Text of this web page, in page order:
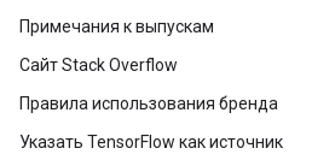
Примечания к выпускам
Сайт Stack Overflow
Правила использования бренда
Указать TensorFlow как источник